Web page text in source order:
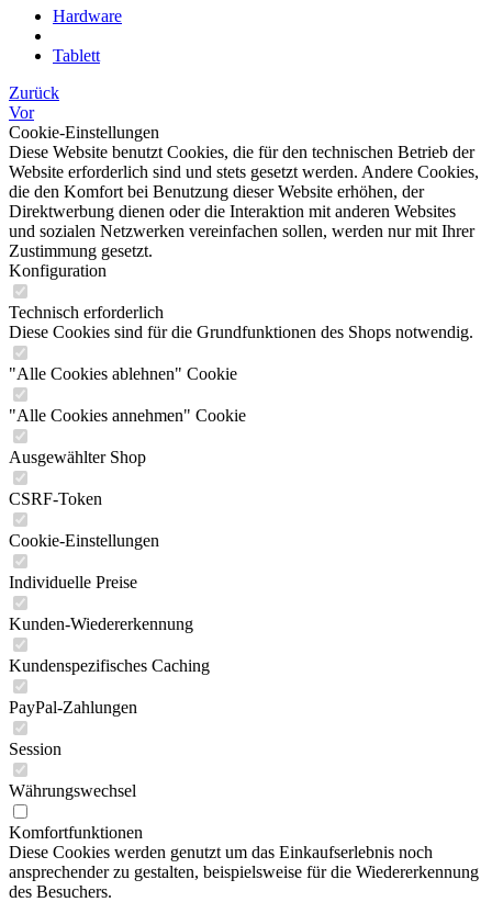
Hardware
Tablett
Zurück
Vor
Cookie-Einstellungen
Diese Website benutzt Cookies, die für den technischen Betrieb der
Website erforderlich sind und stets gesetzt werden. Andere Cookies,
die den Komfort bei Benutzung dieser Website erhöhen, der
Direktwerbung dienen oder die Interaktion mit anderen Websites
und sozialen Netzwerken vereinfachen sollen, werden nur mit Ihrer
Zustimmung gesetzt.
Konfiguration
Technisch erforderlich
Diese Cookies sind für die Grundfunktionen des Shops notwendig.
"Alle Cookies ablehnen" Cookie
"Alle Cookies annehmen" Cookie
Ausgewählter Shop
CSRF-Token
Cookie-Einstellungen
Individuelle Preise
Kunden-Wiedererkennung
Kundenspezifisches Caching
PayPal-Zahlungen
Session
Währungswechsel
Komfortfunktionen
Diese Cookies werden genutzt um das Einkaufserlebnis noch
ansprechender zu gestalten, beispielsweise für die Wiedererkennung
des Besuchers.